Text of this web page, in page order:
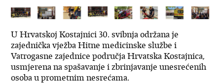
U Hrvatskoj Kostajnici 30. svibnja održana je
zajednička vježba Hitne medicinske službe i
Vatrogasne zajednice područja Hrvatska Kostajnica,
usmjerena na spašavanje i zbrinjavanje unesrećenih
osoba u prometnim nesrećama.